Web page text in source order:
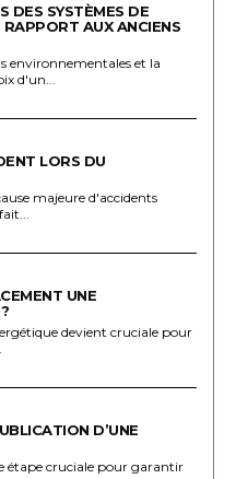
DES SYSTÈMES DE
AUX ANCIENS
environnementales et la
d'un...
LORS DU
majeure d'accidents
UNE
devient cruciale pour
D’UNE
étape cruciale pour garantir